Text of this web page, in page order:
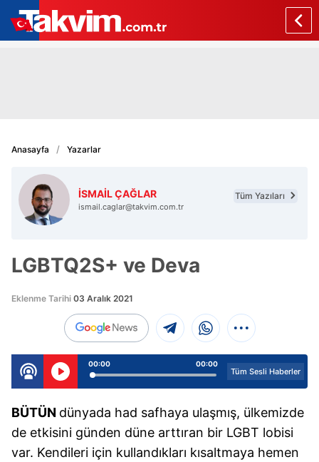
Anasayfa Yazarlar
İSMAİL ÇAĞLAR Tüm Yazıları
ismail.caglar@takvim.com.tr
LGBTQ2S+ ve Deva
Eklenme Tarihi 03 Aralık 2021
00:00
00:00
Tüm Sesli Haberler
BÜTÜN dünyada had safhaya ulaşmış, ülkemizde
de etkisini günden düne arttıran bir LGBT lobisi
var. Kendileri için kullandıkları kısaltmaya hemen